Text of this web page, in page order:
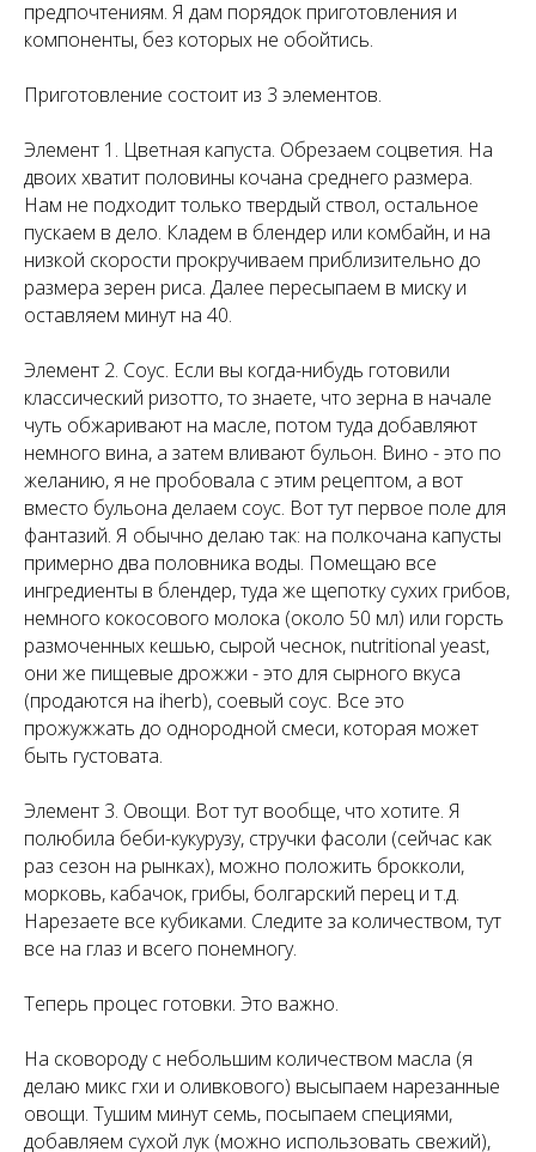
предпочтениям. Я дам порядок приготовления и
компоненты, без которых не обойтись.
Приготовление состоит из 3 элементов.
Элемент 1. Цветная капуста. Обрезаем соцветия. На
двоих хватит половины кочана среднего размера.
Нам не подходит только твердый ствол, остальное
пускаем в дело. Кладем в блендер или комбайн, и на
низкой скорости прокручиваем приблизительно до
размера зерен риса. Далее пересыпаем в миску и
оставляем минут на 40.
Элемент 2. Соус. Если вы когда-нибудь готовили
классический ризотто, то знаете, что зерна в начале
чуть обжаривают на масле, потом туда добавляют
немного вина, а затем вливают бульон. Вино - это по
желанию, я не пробовала с этим рецептом, а вот
вместо бульона делаем соус. Вот тут первое поле для
фантазий. Я обычно делаю так: на полкочана капусты
примерно два половника воды. Помещаю все
ингредиенты в блендер, туда же щепотку сухих грибов,
немного кокосового молока (около 50 мл) или горсть
размоченных кешью, сырой чеснок, nutritional yeast,
они же пищевые дрожжи - это для сырного вкуса
(продаются на iherb), соевый соус. Все это
прожужжать до однородной смеси, которая может
быть густовата.
Элемент 3. Овощи. Вот тут вообще, что хотите. Я
полюбила беби-кукурузу, стручки фасоли (сейчас как
раз сезон на рынках), можно положить брокколи,
морковь, кабачок, грибы, болгарский перец и т.д.
Нарезаете все кубиками. Следите за количеством, тут
все на глаз и всего понемногу.
Теперь процес готовки. Это важно.
На сковороду с небольшим количеством масла (я
делаю микс гхи и оливкового) высыпаем нарезанные
овощи. Тушим минут семь, посыпаем специями,
добавляем сухой лук (можно использовать свежий),